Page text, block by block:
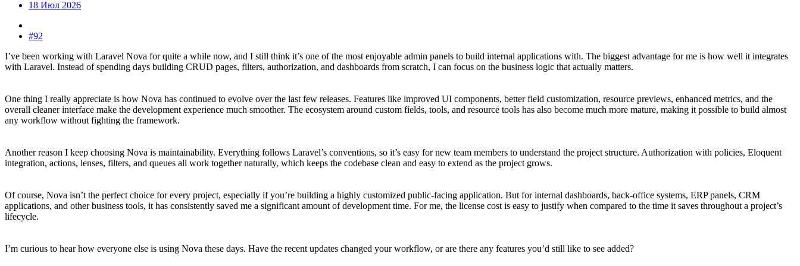
18 Июл 2026
#92
I’ve been working with Laravel Nova for quite a while now, and I still think it’s one of the most enjoyable admin panels to build internal applications with. The biggest advantage for me is how well it integrates
with Laravel. Instead of spending days building CRUD pages, filters, authorization, and dashboards from scratch, I can focus on the business logic that actually matters.
One thing I really appreciate is how Nova has continued to evolve over the last few releases. Features like improved UI components, better field customization, resource previews, enhanced metrics, and the
overall cleaner interface make the development experience much smoother. The ecosystem around custom fields, tools, and resource tools has also become much more mature, making it possible to build almost
any workflow without fighting the framework.
Another reason I keep choosing Nova is maintainability. Everything follows Laravel’s conventions, so it’s easy for new team members to understand the project structure. Authorization with policies, Eloquent
integration, actions, lenses, filters, and queues all work together naturally, which keeps the codebase clean and easy to extend as the project grows.
Of course, Nova isn’t the perfect choice for every project, especially if you’re building a highly customized public-facing application. But for internal dashboards, back-office systems, ERP panels, CRM
applications, and other business tools, it has consistently saved me a significant amount of development time. For me, the license cost is easy to justify when compared to the time it saves throughout a project’s
lifecycle.
I’m curious to hear how everyone else is using Nova these days. Have the recent updates changed your workflow, or are there any features you’d still like to see added?